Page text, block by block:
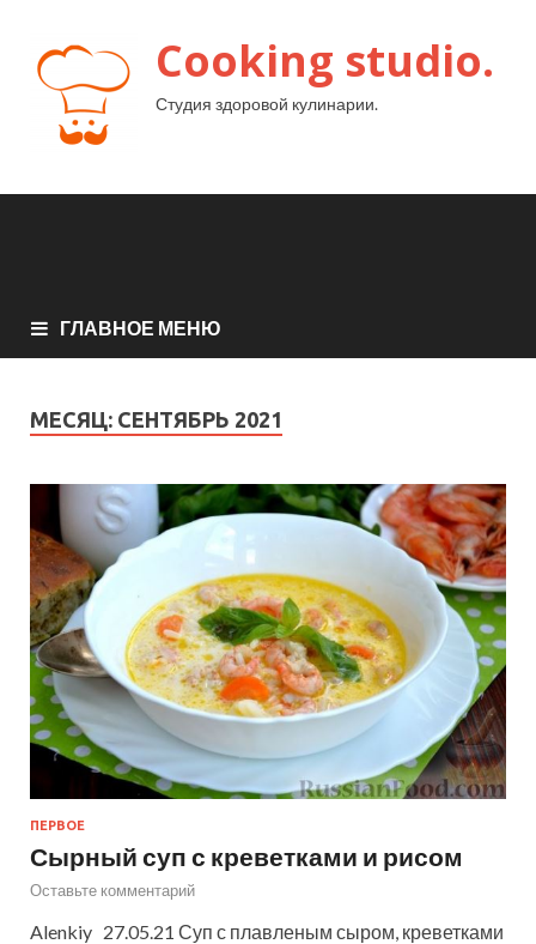
Cooking studio.
Студия здоровой кулинарии.
ГЛАВНОЕ МЕНЮ
МЕСЯЦ: СЕНТЯБРЬ 2021
ПЕРВОЕ
Сырный суп с креветками и рисом
Оставьте комментарий
Alenkiy 27.05.21 Суп с плавленым сыром, креветками